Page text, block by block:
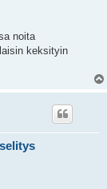
noita
keksityin